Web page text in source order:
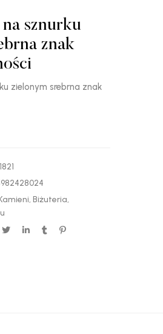
sznurku
znak
zielonym srebrna znak
, Biżuteria,